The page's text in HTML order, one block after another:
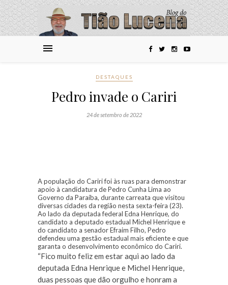
DESTAQUES
Pedro invade o Cariri
24 de setembro de 2022
A população do Cariri foi às ruas para demonstrar
apoio à candidatura de Pedro Cunha Lima ao
Governo da Paraíba, durante carreata que visitou
diversas cidades da região nesta sexta-feira (23).
Ao lado da deputada federal Edna Henrique, do
candidato a deputado estadual Michel Henrique e
do candidato a senador Efraim Filho, Pedro
defendeu uma gestão estadual mais eficiente e que
garanta o desenvolvimento econômico do Cariri.
“Fico muito feliz em estar aqui ao lado da
deputada Edna Henrique e Michel Henrique,
duas pessoas que dão orgulho e honram a